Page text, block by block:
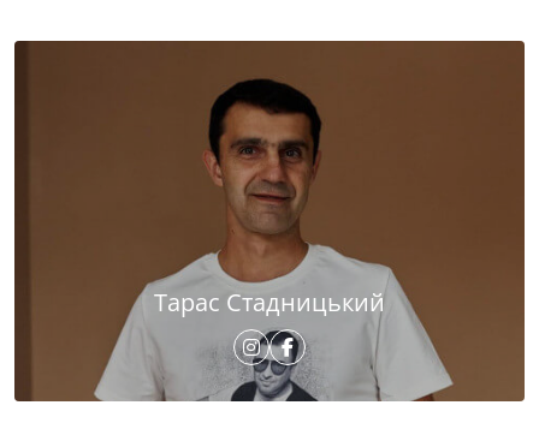
Тарас Стадницький